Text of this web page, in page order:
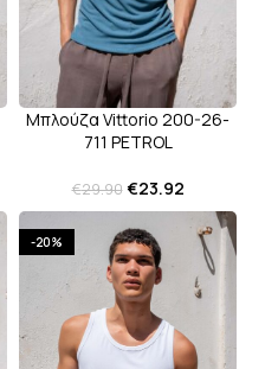
Μπλούζα Vittorio 200-26-
711 PETROL
€29.90 €23.92
-20%